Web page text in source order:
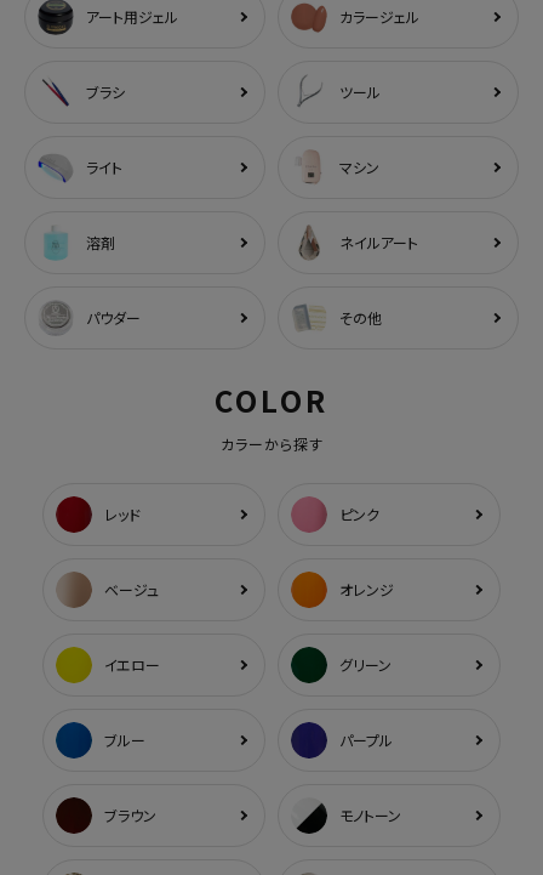
アート用ジェル カラージェル
ブラシ ツール
ライト マシン
溶剤 ネイルアート
パウダー その他
COLOR
カラーから探す
レッド ピンク
ベージュ オレンジ
イエロー グリーン
ブルー パープル
ブラウン モノトーン